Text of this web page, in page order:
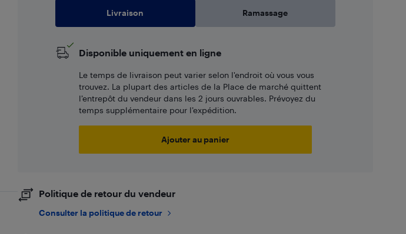
Livraison Ramassage
Disponible uniquement en ligne
Le temps de livraison peut varier selon l'endroit où vous vous
trouvez. La plupart des articles de la Place de marché quittent
l’entrepôt du vendeur dans les 2 jours ouvrables. Prévoyez du
temps supplémentaire pour l’expédition.
Ajouter au panier
Politique de retour du vendeur
Consulter la politique de retour